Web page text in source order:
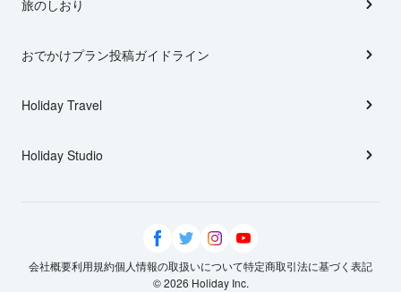
旅のしおり
おでかけプラン投稿ガイドライン
Holiday Travel
Holiday Studio
会社概要利用規約個人情報の取扱いについて特定商取引法に基づく表記
© 2026 Holiday Inc.